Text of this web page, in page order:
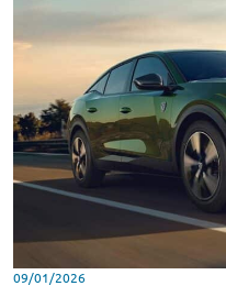
09/01/2026